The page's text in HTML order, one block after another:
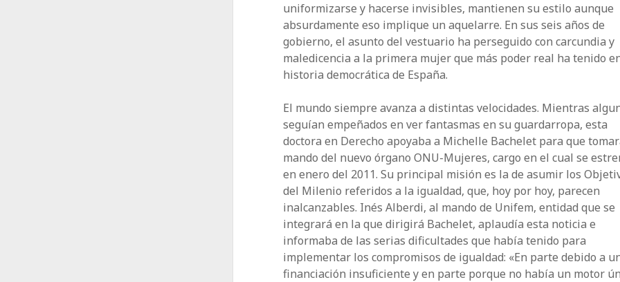
uniformizarse y hacerse invisibles, mantienen su estilo aunque
absurdamente eso implique un aquelarre. En sus seis años de
gobierno, el asunto del vestuario ha perseguido con carcundia y
maledicencia a la primera mujer que más poder real ha tenido
historia democrática de España.
El mundo siempre avanza a distintas velocidades. Mientras
seguían empeñados en ver fantasmas en su guardarropa, esta
doctora en Derecho apoyaba a Michelle Bachelet para que
mando del nuevo órgano ONU-Mujeres, cargo en el cual se
en enero del 2011. Su principal misión es la de asumir los
del Milenio referidos a la igualdad, que, hoy por hoy, parecen
inalcanzables. Inés Alberdi, al mando de Unifem, entidad que se
integrará en la que dirigirá Bachelet, aplaudía esta noticia e
informaba de las serias dificultades que había tenido para
implementar los compromisos de igualdad: «En parte debido a
financiación insuficiente y en parte porque no había un motor